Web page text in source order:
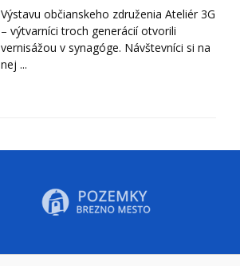
Výstavu občianskeho združenia Ateliér 3G
– výtvarníci troch generácií otvorili
vernisážou v synagóge. Návštevníci si na
nej ...